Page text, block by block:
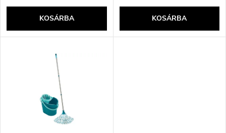
n
k
l
KOSÁRBA KOSÁRBA